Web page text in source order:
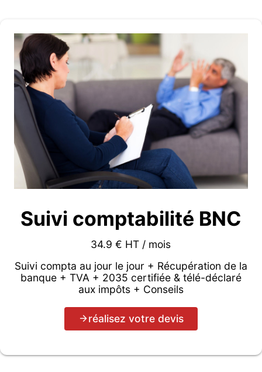
Suivi comptabilité BNC
34.9 € HT / mois
Suivi compta au jour le jour + Récupération de la
banque + TVA + 2035 certifiée & télé-déclaré
aux impôts + Conseils
réalisez votre devis